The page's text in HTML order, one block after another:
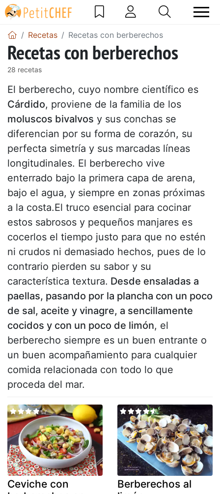
Recetas Recetas con berberechos
Recetas con berberechos
28 recetas
El berberecho, cuyo nombre científico es
Cárdido, proviene de la familia de los
moluscos bivalvos y sus conchas se
diferencian por su forma de corazón, su
perfecta simetría y sus marcadas líneas
longitudinales. El berberecho vive
enterrado bajo la primera capa de arena,
bajo el agua, y siempre en zonas próximas
a la costa.El truco esencial para cocinar
estos sabrosos y pequeños manjares es
cocerlos el tiempo justo para que no estén
ni crudos ni demasiado hechos, pues de lo
contrario pierden su sabor y su
característica textura. Desde ensaladas a
paellas, pasando por la plancha con un poco
de sal, aceite y vinagre, a sencillamente
cocidos y con un poco de limón, el
berberecho siempre es un buen entrante o
un buen acompañamiento para cualquier
comida relacionada con todo lo que
proceda del mar.
Ceviche con
Berberechos al